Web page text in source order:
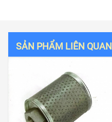
SẢN PHẨM LIÊN QUAN